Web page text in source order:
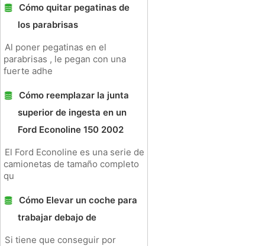
Cómo quitar pegatinas de
los parabrisas
Al poner pegatinas en el
parabrisas , le pegan con una
fuerte adhe
Cómo reemplazar la junta
superior de ingesta en un
Ford Econoline 150 2002
El Ford Econoline es una serie de
camionetas de tamaño completo
qu
Cómo Elevar un coche para
trabajar debajo de
Si tiene que conseguir por